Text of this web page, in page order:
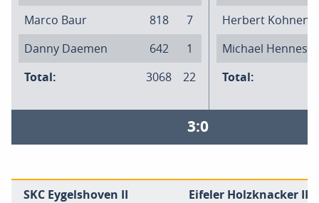
Marco Baur
818
7
Danny Daemen
642
1
Total:
3068 22
Herbert Kohnen
Michael Hennes
Total:
3:0
SKC Eygelshoven II Eifeler Holzknacker II